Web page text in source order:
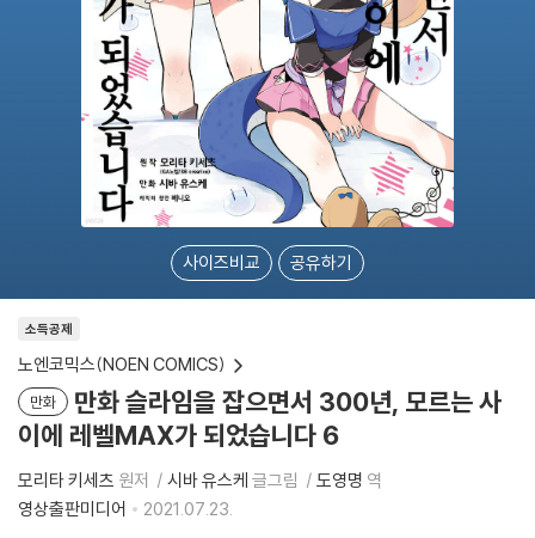
사이즈비교 공유하기
소득공제
노엔코믹스(NOEN COMICS)
만화
만화 슬라임을 잡으면서 300년, 모르는 사
이에 레벨MAX가 되었습니다 6
모리타 키세츠 원저 시바 유스케 글그림 도영명 역
영상출판미디어
2021.07.23.